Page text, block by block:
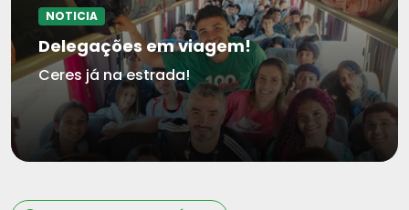
NOTICIA
Delegações em viagem!
Ceres já na estrada!